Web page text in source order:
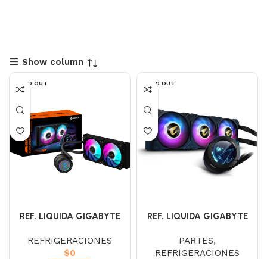
Show column
SOLD OUT
REF. LIQUIDA GIGABYTE
REFRIGERACIONES
$0
SOLD OUT
REF. LIQUIDA GIGABYTE
PARTES,
REFRIGERACIONES